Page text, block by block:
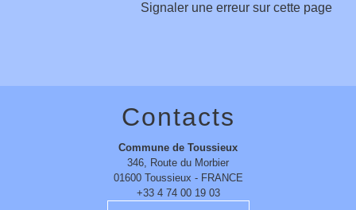
Signaler une erreur sur cette page
Contacts
Commune de Toussieux
346, Route du Morbier
01600 Toussieux - FRANCE
+33 4 74 00 19 03